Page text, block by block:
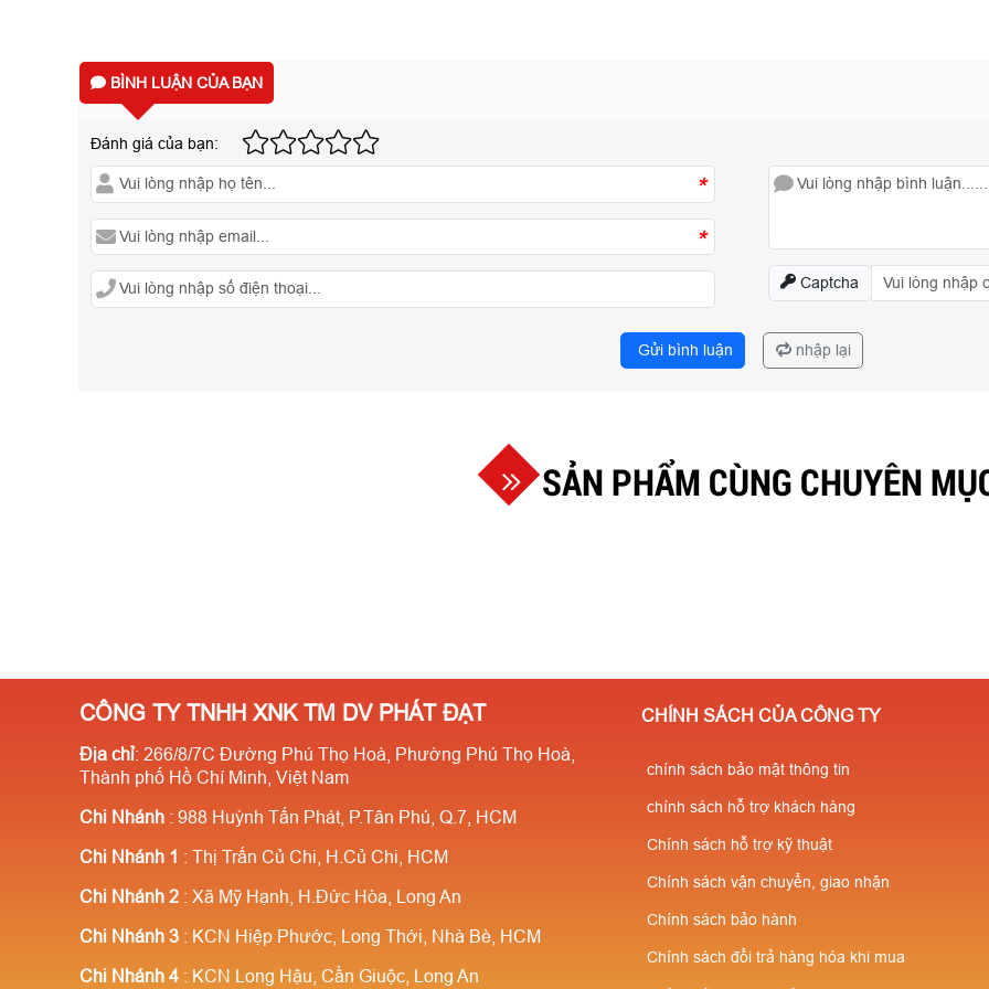
BÌNH LUẬN CỦA BẠN
Đánh giá của bạn:
*
*
Captcha
Gửi bình luận nhập lại
SẢN PHẨM CÙNG CHUYÊN
CÔNG TY TNHH XNK TM DV PHÁT ĐẠT
Địa chỉ: 266/8/7C Đường Phú Thọ Hoà, Phường Phú Thọ Hoà,
Thành phố Hồ Chí Minh, Việt Nam
Chi Nhánh : 988 Huỳnh Tấn Phát, P.Tân Phú, Q.7, HCM
Chi Nhánh 1 : Thị Trấn Củ Chi, H.Củ Chi, HCM
Chi Nhánh 2 : Xã Mỹ Hạnh, H.Đức Hòa, Long An
Chi Nhánh 3 : KCN Hiệp Phước, Long Thới, Nhà Bè, HCM
Chi Nhánh 4 : KCN Long Hậu, Cần Giuộc, Long An
CHÍNH SÁCH CỦA CÔNG TY
chính sách bảo mật thông tin
chính sách hỗ trợ khách hàng
Chính sách hỗ trợ kỹ thuật
Chính sách vận chuyển, giao nhận
Chính sách bảo hành
Chính sách đổi trả hàng hóa khi mua